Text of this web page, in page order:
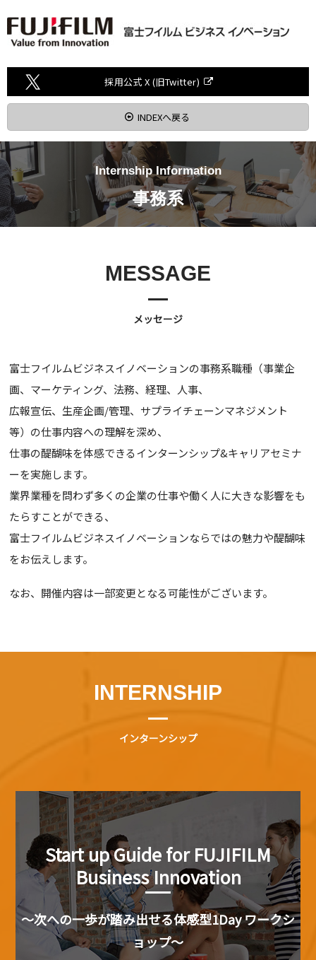
採用公式 X (旧Twitter)
INDEXへ戻る
Internship Information
事務系
MESSAGE
メッセージ
富士フイルムビジネスイノベーションの事務系職種（事業企
画、マーケティング、法務、経理、人事、
広報宣伝、生産企画/管理、サプライチェーンマネジメント
等）の仕事内容への理解を深め、
仕事の醍醐味を体感できるインターンシップ&キャリアセミナ
ーを実施します。
業界業種を問わず多くの企業の仕事や働く人に大きな影響をも
たらすことができる、
富士フイルムビジネスイノベーションならではの魅力や醍醐味
をお伝えします。
なお、開催内容は一部変更となる可能性がございます。
INTERNSHIP
インターンシップ
Start up Guide for FUJIFILM
Business Innovation
～次への一歩が踏み出せる体感型1Day ワークシ
ョップ～